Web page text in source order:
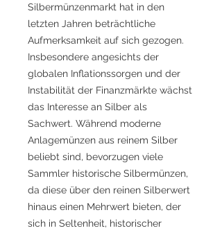
Silbermünzenmarkt hat in den
letzten Jahren beträchtliche
Aufmerksamkeit auf sich gezogen.
Insbesondere angesichts der
globalen Inflationssorgen und der
Instabilität der Finanzmärkte wächst
das Interesse an Silber als
Sachwert. Während moderne
Anlagemünzen aus reinem Silber
beliebt sind, bevorzugen viele
Sammler historische Silbermünzen,
da diese über den reinen Silberwert
hinaus einen Mehrwert bieten, der
sich in Seltenheit, historischer